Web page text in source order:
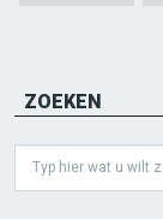
ZOEKEN